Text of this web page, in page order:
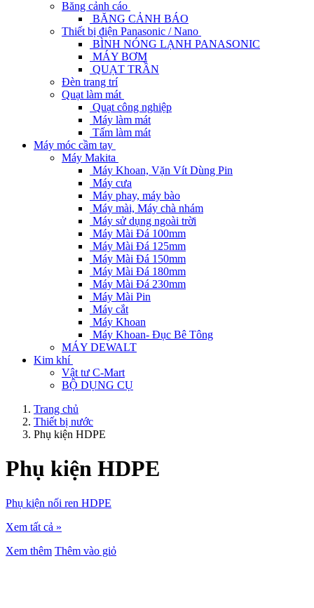
Băng cảnh cáo
BĂNG CẢNH BÁO
Thiết bị điện Panasonic / Nano
BÌNH NÓNG LẠNH PANASONIC
MÁY BƠM
QUẠT TRẦN
Đèn trang trí
Quạt làm mát
Quạt công nghiệp
Máy làm mát
Tấm làm mát
Máy móc cầm tay
Máy Makita
Máy Khoan, Vặn Vít Dùng Pin
Máy cưa
Máy phay, máy bào
Máy mài, Máy chà nhám
Máy sử dụng ngoài trời
Máy Mài Đá 100mm
Máy Mài Đá 125mm
Máy Mài Đá 150mm
Máy Mài Đá 180mm
Máy Mài Đá 230mm
Máy Mài Pin
Máy cắt
Máy Khoan
Máy Khoan- Đục Bê Tông
MÁY DEWALT
Kim khí
Vật tư C-Mart
BỘ DỤNG CỤ
Trang chủ
Thiết bị nước
Phụ kiện HDPE
Phụ kiện HDPE
Phụ kiện nối ren HDPE
Xem tất cả »
Xem thêm Thêm vào giỏ